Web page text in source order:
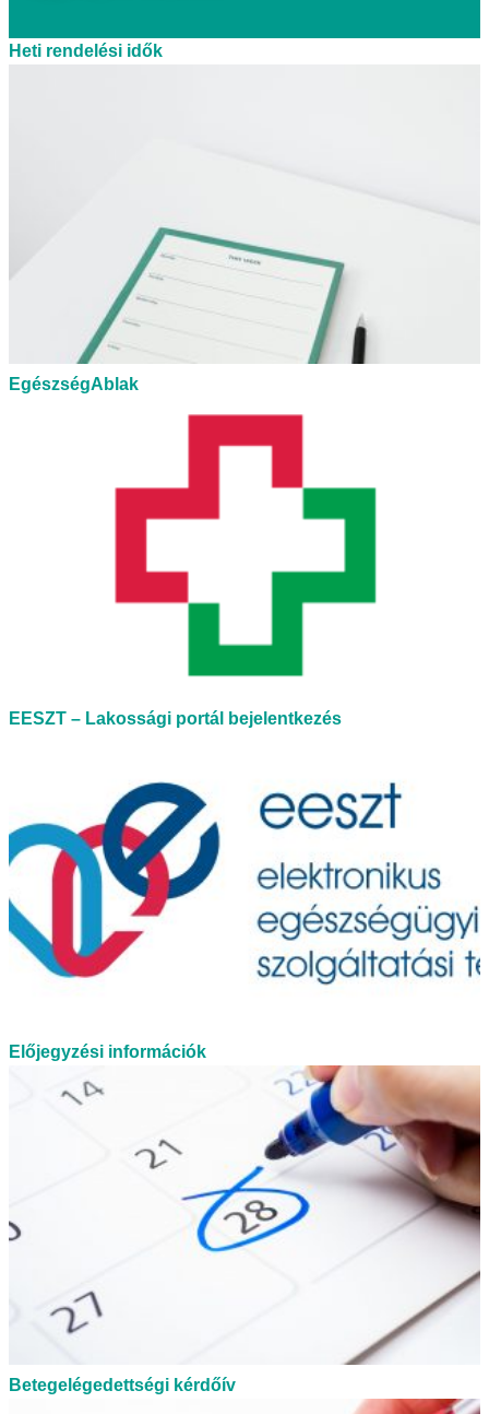
Heti rendelési idők
EgészségAblak
EESZT – Lakossági portál bejelentkezés
Előjegyzési információk
Betegelégedettségi kérdőív